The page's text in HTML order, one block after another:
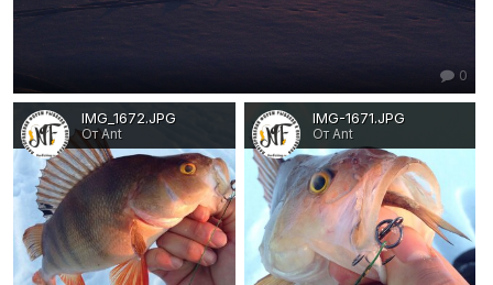
0
IMG_1672.JPG
От Ant
IMG-1671.JPG
От Ant